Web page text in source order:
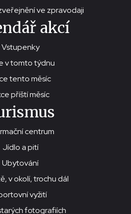
ve zpravodaji
akcí
Vstupenky
v tomto týdnu
tento měsíc
příští měsíc
centrum
Jídlo a pití
Ubytování
v okolí, trochu dál
vyžití
fotografiích